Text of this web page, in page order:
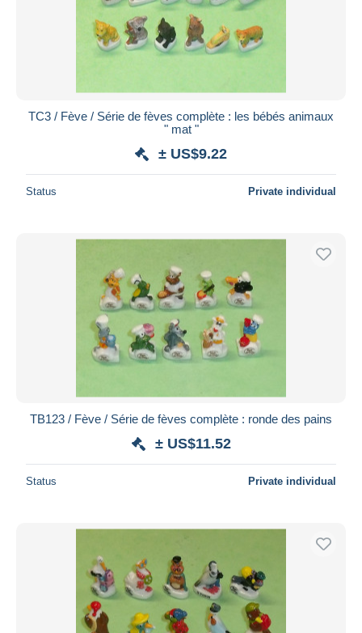
TC3 / Fève / Série de fèves complète : les bébés animaux
" mat "
± US$9.22
Status Private individual
TB123 / Fève / Série de fèves complète : ronde des pains
± US$11.52
Status Private individual